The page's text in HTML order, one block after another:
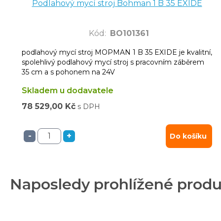
Podlahový mycí stroj Bohman 1 B 35 EXIDE
Kód : BO101361
podlahový mycí stroj MOPMAN 1 B 35 EXIDE je kvalitní,
spolehlivý podlahový mycí stroj s pracovním záběrem
35 cm a s pohonem na 24V
Skladem u dodavatele
78 529,00 Kč s DPH
- + Do košíku
Naposledy prohlížené